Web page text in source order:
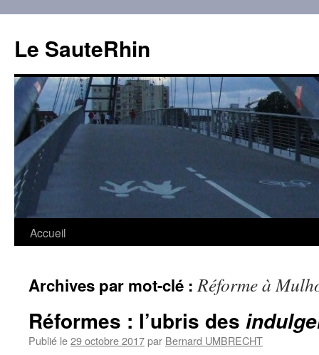
contenu
Le SauteRhin
Accueil
Archives par mot-clé :Réforme à
Réformes : l’ubris des
Publié le29 octobre 2017par Bernard UMBRECHT